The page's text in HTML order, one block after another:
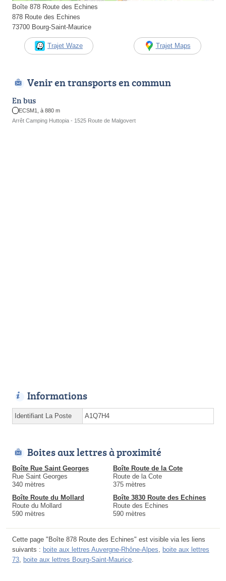
Boîte 878 Route des Echines
878 Route des Echines
73700 Bourg-Saint-Maurice
Trajet Waze Trajet Maps
Venir en transports en commun
En bus
ECSM1, à 880 m
Arrêt Camping Huttopia - 1525 Route de Malgovert
Informations
Identifiant La Poste A1Q7H4
Boites aux lettres à proximité
Boîte Rue Saint Georges
Rue Saint Georges
340 mètres
Boîte Route de la Cote
Route de la Cote
375 mètres
Boîte Route du Mollard
Route du Mollard
590 mètres
Boîte 3830 Route des Echines
Route des Echines
590 mètres
Cette page "Boîte 878 Route des Echines" est visible via les liens
suivants : boite aux lettres Auvergne-Rhône-Alpes, boite aux lettres
73, boite aux lettres Bourg-Saint-Maurice.